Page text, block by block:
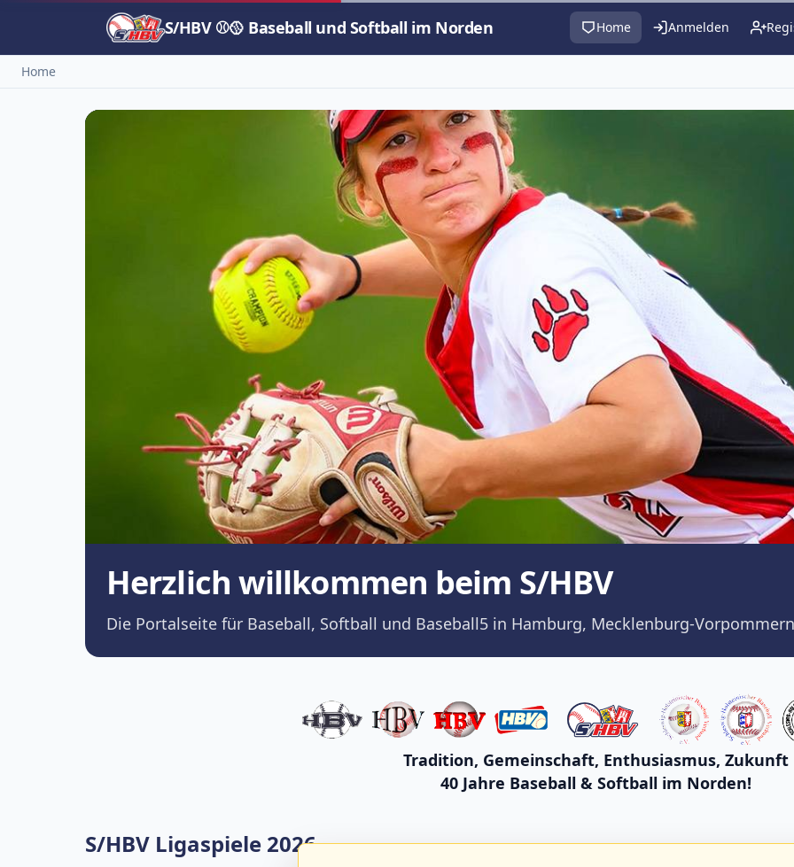
S/HBV ⚾🥎 Baseball und Softball im Norden Home Anmelden
Home
Herzlich willkommen beim S/HBV
Die Portalseite für Baseball, Softball und Baseball5 in Hamburg, Mecklenburg-
Tradition, Gemeinschaft, Enthusiasmus, Zukunft
40 Jahre Baseball & Softball im Norden!
S/HBV Ligaspiele 2026